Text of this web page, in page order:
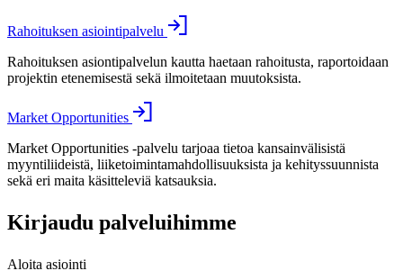
Rahoituksen asiointipalvelu
Rahoituksen asiontipalvelun kautta haetaan rahoitusta, raportoidaan
projektin etenemisestä sekä ilmoitetaan muutoksista.
Market Opportunities
Market Opportunities -palvelu tarjoaa tietoa kansainvälisistä
myyntiliideistä, liiketoimintamahdollisuuksista ja kehityssuunnista
sekä eri maita käsitteleviä katsauksia.
Kirjaudu palveluihimme
Aloita asiointi